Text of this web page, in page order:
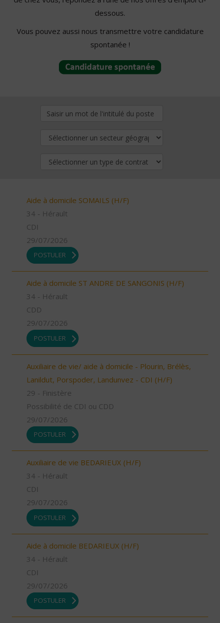
dessous.
Vous pouvez aussi nous transmettre votre candidature
spontanée !
Aide à domicile SOMAILS (H/F)
34 - Hérault
CDI
29/07/2026
POSTULER
Aide à domicile ST ANDRE DE SANGONIS (H/F)
34 - Hérault
CDD
29/07/2026
POSTULER
Auxiliaire de vie/ aide à domicile - Plourin, Brélès,
Lanildut, Porspoder, Landunvez - CDI (H/F)
29 - Finistère
Possibilité de CDI ou CDD
29/07/2026
POSTULER
Auxiliaire de vie BEDARIEUX (H/F)
34 - Hérault
CDI
29/07/2026
POSTULER
Aide à domicile BEDARIEUX (H/F)
34 - Hérault
CDI
29/07/2026
POSTULER